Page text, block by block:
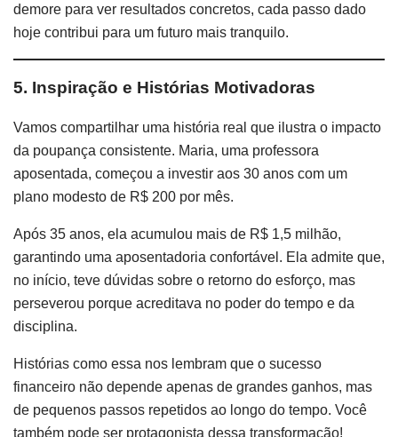
demore para ver resultados concretos, cada passo dado
hoje contribui para um futuro mais tranquilo.
5. Inspiração e Histórias Motivadoras
Vamos compartilhar uma história real que ilustra o impacto
da poupança consistente. Maria, uma professora
aposentada, começou a investir aos 30 anos com um
plano modesto de R$ 200 por mês.
Após 35 anos, ela acumulou mais de R$ 1,5 milhão,
garantindo uma aposentadoria confortável. Ela admite que,
no início, teve dúvidas sobre o retorno do esforço, mas
perseverou porque acreditava no poder do tempo e da
disciplina.
Histórias como essa nos lembram que o sucesso
financeiro não depende apenas de grandes ganhos, mas
de pequenos passos repetidos ao longo do tempo. Você
também pode ser protagonista dessa transformação!